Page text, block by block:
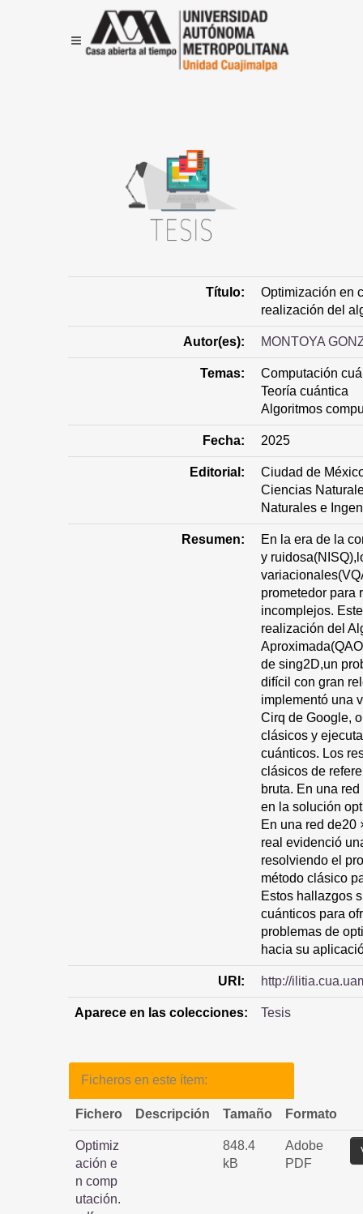
Título:
Optimización en
realización del
Autor(es): MONTOYA
Temas:
Computación
Teoría cuántica
Algoritmos
Fecha: 2025
Editorial:
Ciudad de
Ciencias
Naturales e
Resumen:
En la era de la
y
prometedor para
incomplejos.
realización del
de sing2D,un
difícil con gran
implementó una
Cirq de Google,
clásicos y
cuánticos. Los
clásicos de
bruta. En una
en la solución
En una red de20
real evidenció
resolviendo el
método clásico
Estos hallazgos
cuánticos para
problemas de
hacia su
URI: http://
Aparece en las colecciones: Tesis
Ficheros en este ítem:
Fichero Descripción Tamaño Formato
Optimiz
ación e
n comp
utación.
848.4
kB
Adobe
PDF